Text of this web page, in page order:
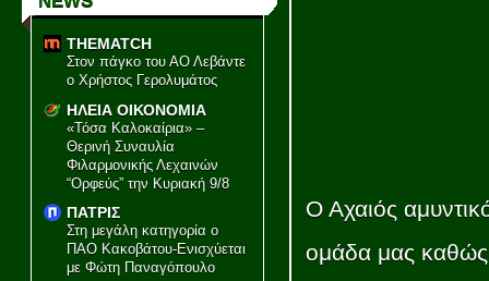
THEMATCH
Στον πάγκο του ΑΟ Λεβάντε
ο Χρήστος Γερολυμάτος
ΗΛΕΙΑ ΟΙΚΟΝΟΜΙΑ
«Τόσα Καλοκαίρια» –
Θερινή Συναυλία
Φιλαρμονικής Λεχαινών
“Ορφεύς” την Κυριακή 9/8
ΠΑΤΡΙΣ
Στη μεγάλη κατηγορία ο
ΠΑΟ Κακοβάτου-Ενισχύεται
με Φώτη Παναγόπουλο
Ο Αχαιός
ομάδα μας καθώς